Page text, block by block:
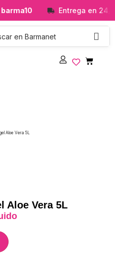
Entrega en 24/
Aloe Vera 5L
Aloe Vera 5L